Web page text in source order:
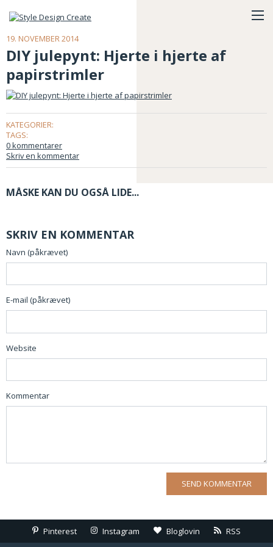
19. NOVEMBER 2014
DIY julepynt: Hjerte i hjerte af
papirstrimler
KATEGORIER:
TAGS:
0 kommentarer
Skriv en kommentar
MÅSKE KAN DU OGSÅ LIDE...
SKRIV EN KOMMENTAR
Navn (påkrævet)
E-mail (påkrævet)
Website
Kommentar
Pinterest Instagram Bloglovin RSS